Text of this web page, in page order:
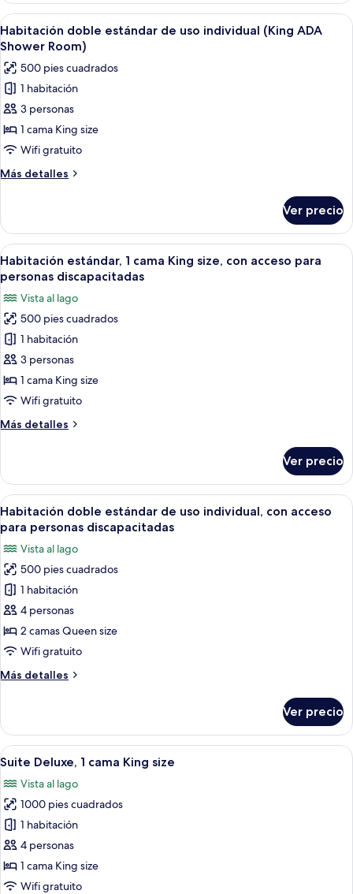
In)
(Room
Selected
at
In)
Abrir
todas
las
fotos
de
Habitación
doble
estándar
de
uso
(King
ADA
Shower
Room)
Cortinas blackout, tabla de planchar
4
Habitación doble estándar de uso individual (King ADA
Shower Room)
500 pies cuadrados
1 habitación
3 personas
1 cama King size
Wifi gratuito
Más detalles
Más
doble
estándar
de
uso
individual
(King
ADA
Shower
Room)
Ver precio
Abrir
todas
las
fotos
de
Habitación
estándar,
1
cama
size,
para
personas
discapacitadas
Cortinas blackout, tabla de planchar
6
Habitación estándar, 1 cama King size, con acceso para
personas discapacitadas
Vista al lago
500 pies cuadrados
1 habitación
3 personas
1 cama King size
Wifi gratuito
Más detalles
Más
estándar,
cama
King
size,
con
acceso
para
personas
discapacitadas
Ver precio
Abrir
todas
las
fotos
de
Habitación
doble
estándar
de
individual,
para
personas
Una habitación de hotel con dos
6
Habitación doble estándar de uso individual, con acceso
para personas discapacitadas
Vista al lago
500 pies cuadrados
1 habitación
4 personas
2 camas Queen size
Wifi gratuito
Más detalles
Más
doble
estándar
de
individual,
con
acceso
para
personas
discapacitadas
Ver precio
Abrir
todas
las
fotos
de
Suite
Deluxe,
1
Una habitación de hotel moderna
6
Suite Deluxe, 1 cama King size
Vista al lago
1000 pies cuadrados
1 habitación
4 personas
1 cama King size
Wifi gratuito